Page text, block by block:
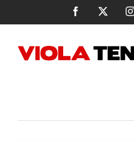
Inhalt
Facebook